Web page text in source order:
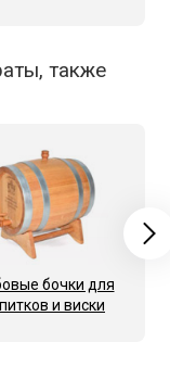
также
бочки для
и виски